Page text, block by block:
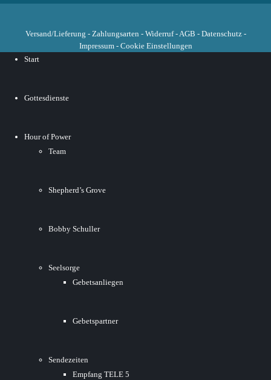
Versand/Lieferung - Zahlungsarten - Widerruf-AGB - Datenschutz-
Impressum- Cookie Einstellungen
Start
Gottesdienste
Hour of Power
Team
Shepherd’s Grove
Bobby Schuller
Seelsorge
Gebetsanliegen
Gebetspartner
Sendezeiten
Empfang TELE 5